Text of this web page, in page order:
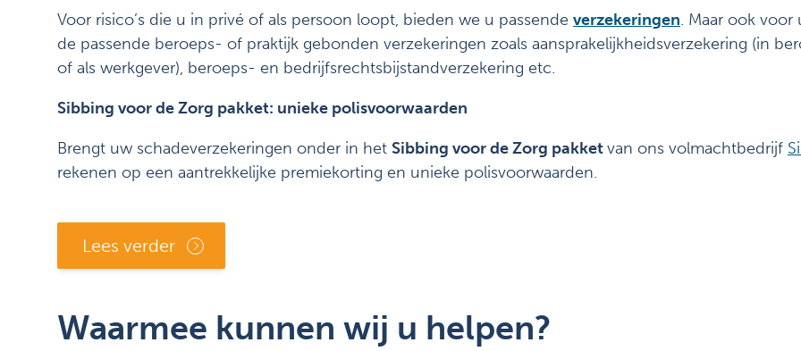
Voor risico’s die u in privé of als persoon loopt, bieden we u passende verzekeringen. Maar ook voor
de passende beroeps- of praktijk gebonden verzekeringen zoals aansprakelijkheidsverzekering (in
of als werkgever), beroeps- en bedrijfsrechtsbijstandverzekering etc.
Sibbing voor de Zorg pakket: unieke polisvoorwaarden
Brengt uw schadeverzekeringen onder in het Sibbing voor de Zorg pakketvan ons volmachtbedrijf
rekenen op een aantrekkelijke premiekorting en unieke polisvoorwaarden.
Lees verder
Waarmee kunnen wij u helpen?